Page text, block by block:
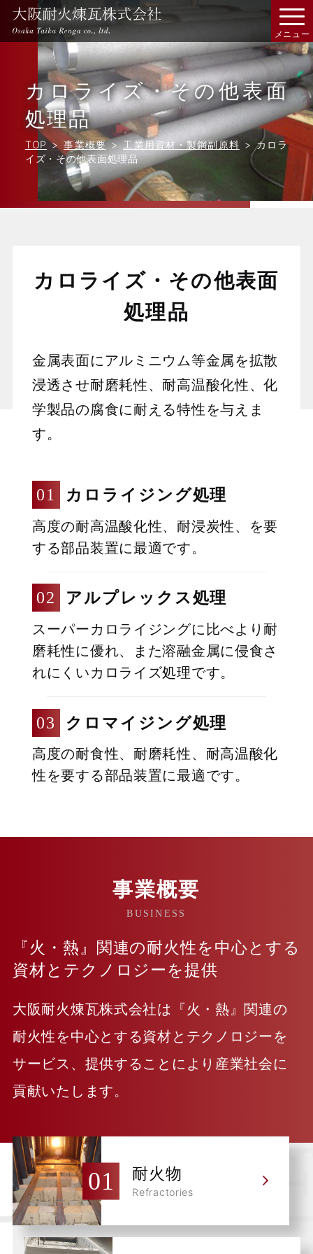
カロライズ・その他表面
処理品
TOP 事業概要 工業用資材・製鋼副原料
カロラ
イズ・その他表面処理品
カロライズ・その他表面
処理品
金属表面にアルミニウム等金属を拡散
浸透させ耐磨耗性、耐高温酸化性、化
学製品の腐食に耐える特性を与えま
す。
カロライジング処理
高度の耐高温酸化性、耐浸炭性、を要
する部品装置に最適です。
アルプレックス処理
スーパーカロライジングに比べより耐
磨耗性に優れ、また溶融金属に侵食さ
れにくいカロライズ処理です。
クロマイジング処理
高度の耐食性、耐磨耗性、耐高温酸化
性を要する部品装置に最適です。
事業概要
BUSINESS
『火・熱』関連の耐火性を中心とする
資材とテクノロジーを提供
大阪耐火煉瓦株式会社は『火・熱』関連の
耐火性を中心とする資材とテクノロジーを
サービス、提供することにより産業社会に
貢献いたします。
耐火物
Refractories